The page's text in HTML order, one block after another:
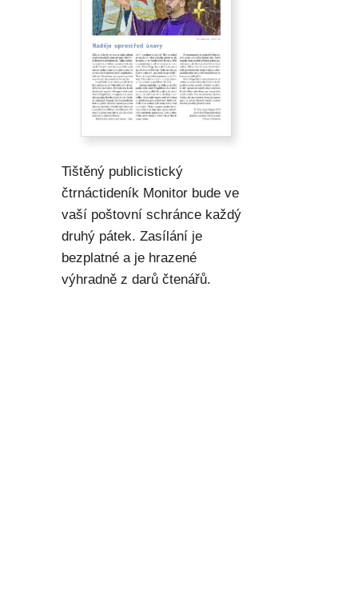
Tištěný publicistický
čtrnáctideník Monitor bude ve
vaší poštovní schránce každý
druhý pátek. Zasílání je
bezplatné a je hrazené
výhradně z darů čtenářů.